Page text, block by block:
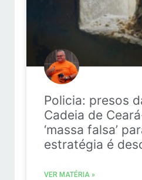
Policia: presos
Cadeia de
‘massa falsa’
estratégia é
VER MATÉRIA »